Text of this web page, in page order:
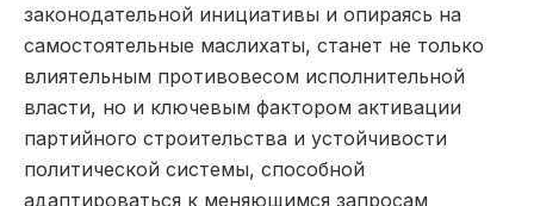
законодательной инициативы и опираясь на
самостоятельные маслихаты, станет не только
влиятельным противовесом исполнительной
власти, но и ключевым фактором активации
партийного строительства и устойчивости
политической системы, способной
адаптироваться к меняющимся запросам